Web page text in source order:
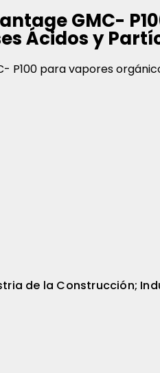
GMC-
Ácidos y
P100 para vapores
de la Construcción;